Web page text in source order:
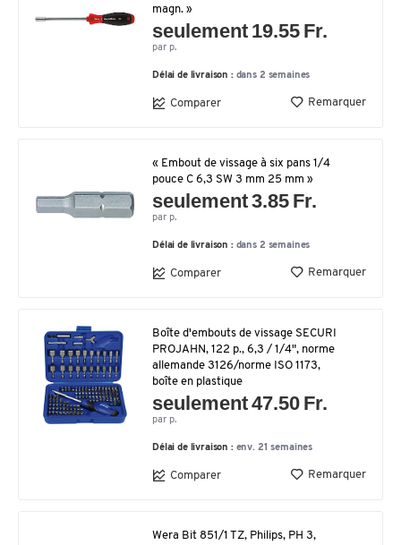
magn. »
seulement 19.55 Fr.
par p.
Délai de livraison : dans 2 semaines
Comparer Remarquer
« Embout de vissage à six pans 1/4
pouce C 6,3 SW 3 mm 25 mm »
seulement 3.85 Fr.
par p.
Délai de livraison : dans 2 semaines
Comparer Remarquer
Boîte d'embouts de vissage SECURI
PROJAHN, 122 p., 6,3 / 1/4", norme
allemande 3126/norme ISO 1173,
boîte en plastique
seulement 47.50 Fr.
par p.
Délai de livraison : env. 21 semaines
Comparer Remarquer
Wera Bit 851/1 TZ, Philips, PH 3,